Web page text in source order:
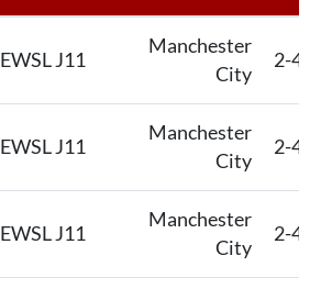
EWSL J11
Manchester
City
2-4
EWSL J11
Manchester
City
2-4
EWSL J11
Manchester
City
2-4